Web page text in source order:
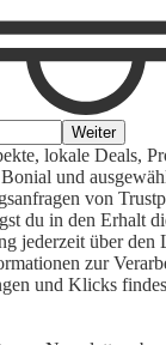
Weiter
lokale Deals,
und
von
du in den Erhalt
jederzeit über
zur
und Klicks